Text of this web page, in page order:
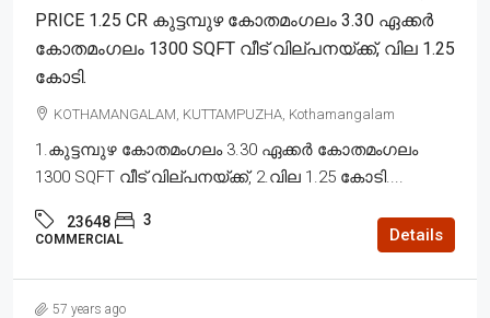
PRICE 1.25 CR കുട്ടമ്പുഴ കോതമംഗലം 3.30 ഏക്കർ
കോതമംഗലം 1300 SQFT വീട് വില്പനയ്ക്ക്, വില 1.25
കോടി.
KOTHAMANGALAM, KUTTAMPUZHA, Kothamangalam
1.കുട്ടമ്പുഴ കോതമംഗലം 3.30 ഏക്കർ കോതമംഗലം
1300 SQFT വീട് വില്പനയ്ക്ക്, 2.വില 1.25 കോടി....
23648 3
COMMERCIAL Details
57 years ago